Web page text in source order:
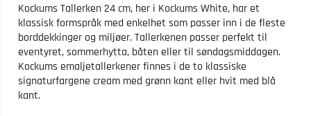
Kockums Tallerken 24 cm, her i Kockums White, har et
klassisk formspråk med enkelhet som passer inn i de fleste
borddekkinger og miljøer. Tallerkenen passer perfekt til
eventyret, sommerhytta, båten eller til søndagsmiddagen.
Kockums emaljetallerkener finnes i de to klassiske
signaturfargene cream med grønn kant eller hvit med blå
kant.